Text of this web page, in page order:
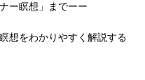
ー瞑想」までーー
想をわかりやすく解説する